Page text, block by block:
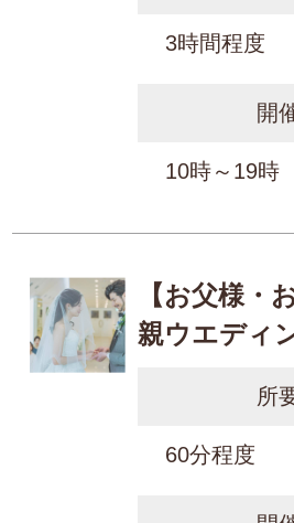
3時間程度
開
10時～19時
【お父様・
親ウエディ
所
60分程度